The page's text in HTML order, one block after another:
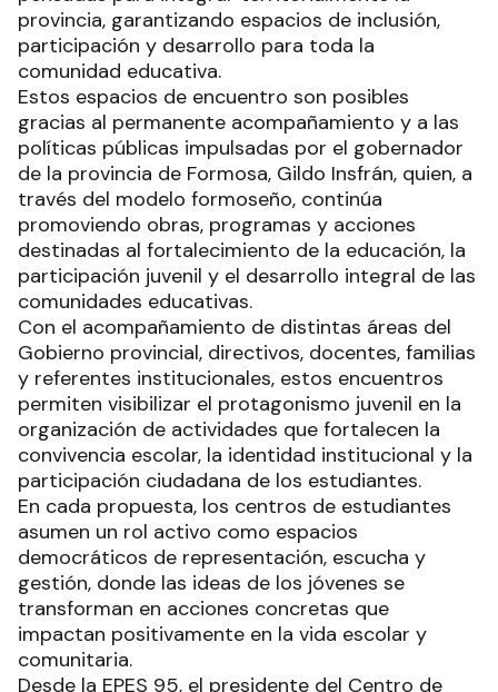
provincia, garantizando espacios de inclusión,
participación y desarrollo para toda la
comunidad educativa.
Estos espacios de encuentro son posibles
gracias al permanente acompañamiento y a las
políticas públicas impulsadas por el gobernador
de la provincia de Formosa, Gildo Insfrán, quien, a
través del modelo formoseño, continúa
promoviendo obras, programas y acciones
destinadas al fortalecimiento de la educación, la
participación juvenil y el desarrollo integral de las
comunidades educativas.
Con el acompañamiento de distintas áreas del
Gobierno provincial, directivos, docentes, familias
y referentes institucionales, estos encuentros
permiten visibilizar el protagonismo juvenil en la
organización de actividades que fortalecen la
convivencia escolar, la identidad institucional y la
participación ciudadana de los estudiantes.
En cada propuesta, los centros de estudiantes
asumen un rol activo como espacios
democráticos de representación, escucha y
gestión, donde las ideas de los jóvenes se
transforman en acciones concretas que
impactan positivamente en la vida escolar y
comunitaria.
Desde la EPES 95, el presidente del Centro de